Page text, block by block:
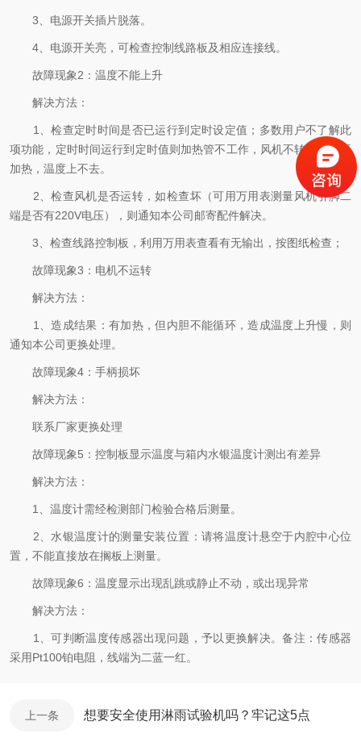
3、电源开关插片脱落。
4、电源开关亮，可检查控制线路板及相应连接线。
故障现象2：温度不能上升
解决方法：
1、检查定时时间是否已运行到定时设定值；多数用户不了解此
项功能，定时时间运行到定时值则加热管不工作，风机不转，造成不
加热，温度上不去。
2、检查风机是否运转，如检查坏（可用万用表测量风机引脚二
端是否有220V电压），则通知本公司邮寄配件解决。
3、检查线路控制板，利用万用表查看有无输出，按图纸检查；
故障现象3：电机不运转
解决方法：
1、造成结果：有加热，但内胆不能循环，造成温度上升慢，则
通知本公司更换处理。
故障现象4：手柄损坏
解决方法：
联系厂家更换处理
故障现象5：控制板显示温度与箱内水银温度计测出有差异
解决方法：
1、温度计需经检测部门检验合格后测量。
2、水银温度计的测量安装位置：请将温度计悬空于内腔中心位
置，不能直接放在搁板上测量。
故障现象6：温度显示出现乱跳或静止不动，或出现异常
解决方法：
1、可判断温度传感器出现问题，予以更换解决。备注：传感器
采用Pt100铂电阻，线端为二蓝一红。
上一条 想要安全使用淋雨试验机吗？牢记这5点